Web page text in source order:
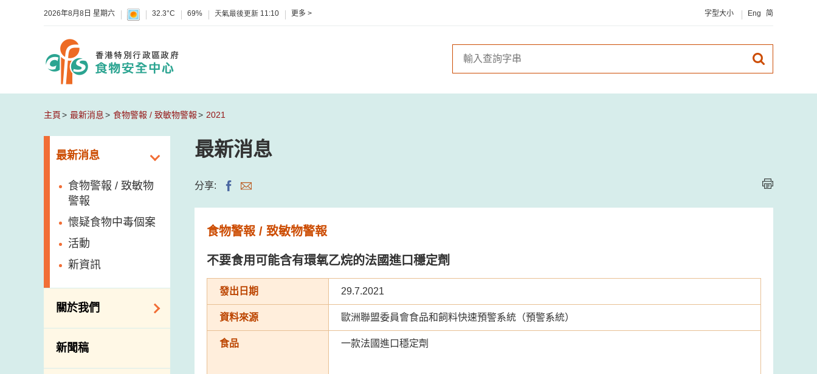
2026年8月8日 星期六 32.3°C 69% 天氣最後更新 11:10 更多 > 字型大小 Eng 简
主頁 最新消息 食物警報 / 致敏物警報 2021
最新消息
食物警報 / 致敏物
警報
懷疑食物中毒個案
活動
新資訊
關於我們
組織結構
新聞稿
最新消息
分享:
食物警報 / 致敏物警報
不要食用可能含有環氧乙烷的法國進口穩定劑
發出日期 29.7.2021
資料來源 歐洲聯盟委員會食品和飼料快速預警系統（預警系統）
食品 一款法國進口穩定劑